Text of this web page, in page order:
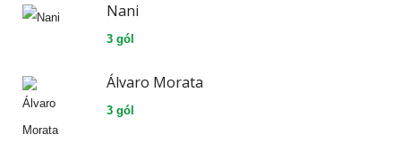
Nani
3 gól
Álvaro Morata
3 gól